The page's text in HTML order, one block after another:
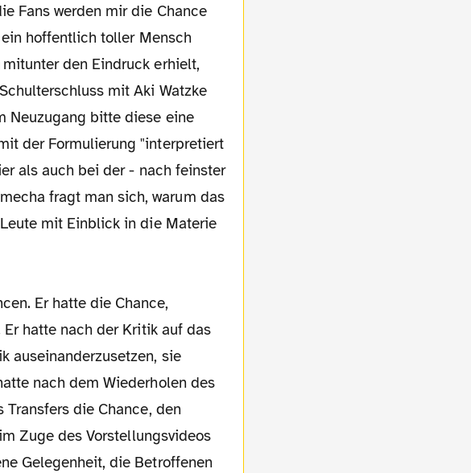
Fans werden mir die Chance
hoffentlich toller Mensch
den Eindruck erhielt,
mit Aki Watzke
Neuzugang bitte diese eine
der Formulierung "interpretiert
als auch bei der - nach feinster
fragt man sich, warum das
mit Einblick in die Materie
Er hatte die Chance,
hatte nach der Kritik auf das
auseinanderzusetzen, sie
nach dem Wiederholen des
die Chance, den
Zuge des Vorstellungsvideos
Gelegenheit, die Betroffenen